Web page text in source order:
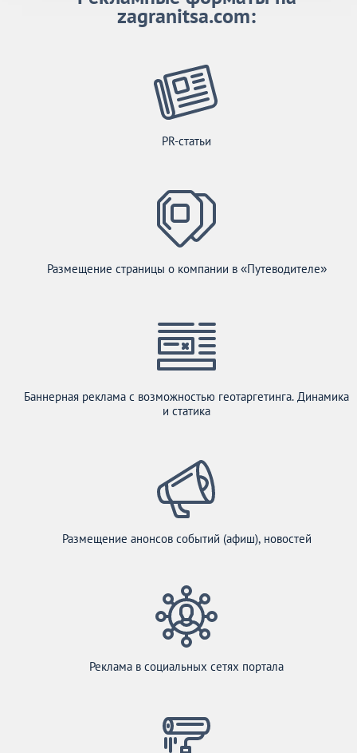
zagranitsa.com:
PR-статьи
Размещение страницы о компании в «Путеводителе»
Баннерная реклама с возможностью геотаргетинга. Динамика
и статика
Размещение анонсов событий (афиш), новостей
Реклама в социальных сетях портала